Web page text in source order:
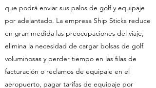
que podrá enviar sus palos de golf y equipaje
por adelantado. La empresa Ship Sticks reduce
en gran medida las preocupaciones del viaje,
elimina la necesidad de cargar bolsas de golf
voluminosas y perder tiempo en las filas de
facturación o reclamos de equipaje en el
aeropuerto, pagar tarifas de equipaje por